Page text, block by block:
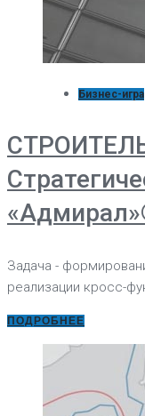
Бизнес-игра
Задача -
реализации кросс-
ПОДРОБНЕЕ